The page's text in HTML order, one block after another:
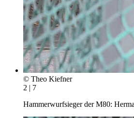
© Theo Kiefner
2 | 7
Hammerwurfsieger der M80: